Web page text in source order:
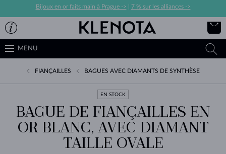
Bijoux en or faits main à Prague -> 7 % sur les alliances ->
MENU
FIANÇAILLES BAGUES AVEC DIAMANTS DE SYNTHÈSE
EN STOCK
BAGUE DE FIANÇAILLES EN
OR BLANC, AVEC DIAMANT
TAILLE OVALE